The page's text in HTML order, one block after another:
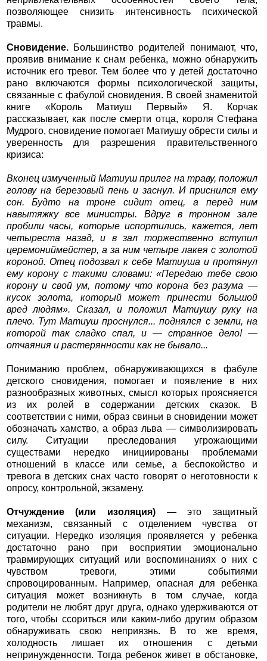
позволяющее снизить интенсивность психической
травмы.
Сновидение.Большинство родителей понимают, что,
проявив внимание к снам ребенка, можно обнаружить
источник его тревог. Тем более что у детей достаточно
рано включаются формы психологической защиты,
связанные с фабулой сновидения. В своей знаменитой
книге «Король Матиуш Первый» Я. Корчак
рассказывает, как после смерти отца, короля Стефана
Мудрого, сновидение помогает Матиушу обрести силы и
уверенность для разрешения правительственного
кризиса:
Вконец измученный Матиуш прилег на траву, положил
голову на березовый пень и заснул. И приснился ему
сон. Будто на троне сидит отец, а перед ним
навытяжку все министры. Вдруг в тронном зале
пробили часы, которые испортились, кажется, лет
четыреста назад, и в зал торжественно вступил
церемониймейстер, а за ним четыре лакея с золотой
короной. Отец подозвал к себе Матиуша и протянул
ему корону с такими словами: «Передаю тебе свою
корону и свой ум, потому что корона без разума —
кусок золота, который может принести большой
вред людям». Сказал, и положил Матиушу руку на
плечо. Тут Матиуш проснулся... поднялся с земли, на
которой так сладко спал, и — странное дело! —
отчаяния и растерянности как не бывало...
Пониманию проблем, обнаруживающихся в фабуле
детского сновидения, помогает и появление в них
разнообразных животных, смысл которых проясняется
из их ролей в содержании детских сказок. В
соответствии с ними, образ свиньи в сновидении может
обозначать хамство, а образ льва — символизировать
силу. Ситуации преследования угрожающими
существами нередко инициированы проблемами
отношений в классе или семье, а беспокойство и
тревога в детских снах часто говорят о неготовности к
опросу, контрольной, экзамену.
Отчуждение (или изоляция) — это защитный
механизм, связанный с отделением чувства от
ситуации. Нередко изоляция проявляется у ребенка
достаточно рано при восприятии эмоционально
травмирующих ситуаций или воспоминаниях о них с
чувством тревоги, этими событиями
спровоцированным. Например, опасная для ребенка
ситуация может возникнуть в том случае, когда
родители не любят друг друга, однако удерживаются от
того, чтобы ссориться или каким-либо другим образом
обнаруживать свою неприязнь. В то же время,
холодность лишает их отношения с детьми
непринужденности. Тогда ребенок живет в обстановке,